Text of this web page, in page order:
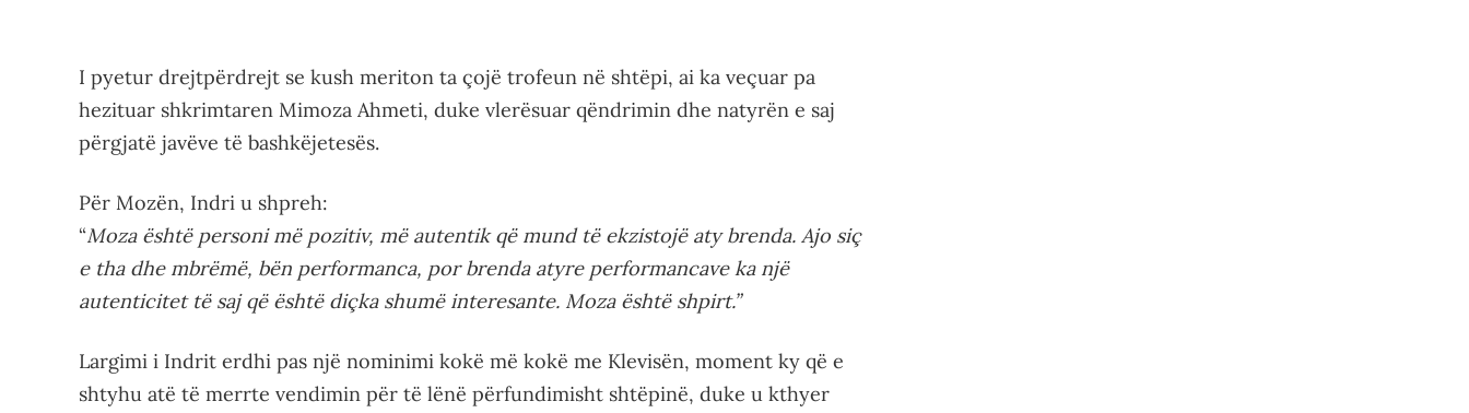
I pyetur drejtpërdrejt se kush meriton ta çojë trofeun në shtëpi, ai ka veçuar pa
hezituar shkrimtaren Mimoza Ahmeti, duke vlerësuar qëndrimin dhe natyrën e saj
përgjatë javëve të bashkëjetesës.
Për Mozën, Indri u shpreh:
“Moza është personi më pozitiv, më autentik që mund të ekzistojë aty brenda. Ajo siç
e tha dhe mbrëmë, bën performanca, por brenda atyre performancave ka një
autenticitet të saj që është diçka shumë interesante. Moza është shpirt.”
Largimi i Indrit erdhi pas një nominimi kokë më kokë me Klevisën, moment ky që e
shtyhu atë të merrte vendimin për të lënë përfundimisht shtëpinë, duke u kthyer